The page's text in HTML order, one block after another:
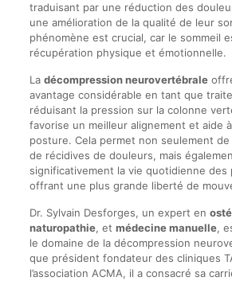
traduisant par une réduction des
une amélioration de la qualité de leur
phénomène est crucial, car le sommeil
récupération physique et émotionnelle.
La décompression neurovertébrale
avantage considérable en tant que
réduisant la pression sur la colonne
favorise un meilleur alignement et aide
posture. Cela permet non seulement
de récidives de douleurs, mais
significativement la vie quotidienne des
offrant une plus grande liberté de
Dr. Sylvain Desforges, un expert en
naturopathie, et médecine manuelle,
le domaine de la décompression
que président fondateur des cliniques
l’association ACMA, il a consacré sa